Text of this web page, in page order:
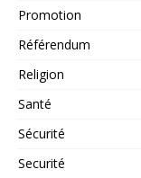
Promotion
Référendum
Religion
Santé
Sécurité
Securité